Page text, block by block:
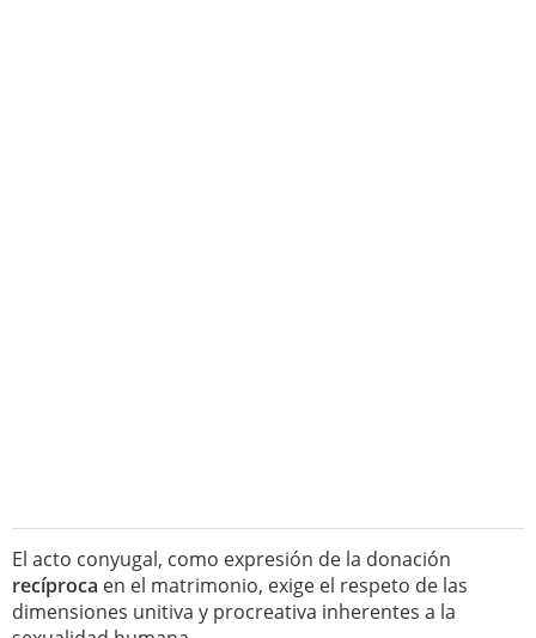
El acto conyugal, como expresión de la donación
recíproca en el matrimonio, exige el respeto de las
dimensiones unitiva y procreativa inherentes a la